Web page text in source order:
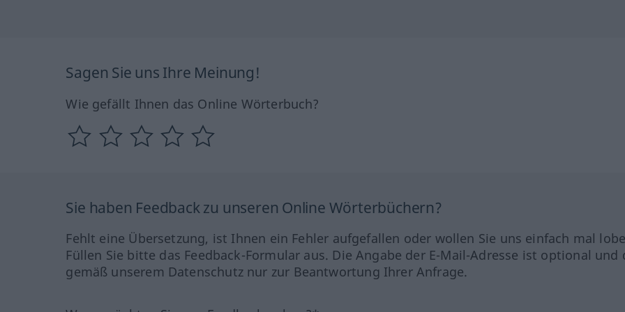
Sagen Sie uns Ihre Meinung!
Wie gefällt Ihnen das Online Wörterbuch?
Sie haben Feedback zu unseren Online Wörterbüchern?
Fehlt eine Übersetzung, ist Ihnen ein Fehler aufgefallen oder wollen Sie uns einfach mal
Füllen Sie bitte das Feedback-Formular aus. Die Angabe der E-Mail-Adresse ist optional und
gemäß unserem Datenschutz nur zur Beantwortung Ihrer Anfrage.